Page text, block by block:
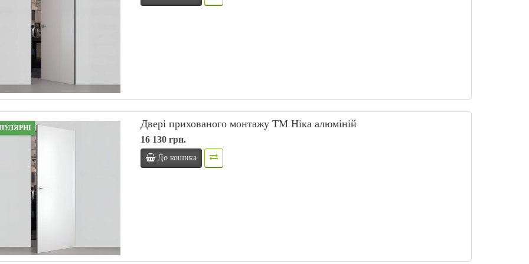
Двері прихованого монтажу ТМ Ніка алюміній
16 130 грн.
До кошика